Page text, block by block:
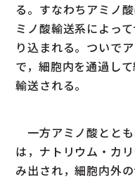
る。すなわちアミノ
ミノ酸輸送系によっ
り込まれる。ついで
で，細胞内を通過し
輸送される。
一方アミノ酸とと
は，ナトリウム・カ
み出され，細胞内外